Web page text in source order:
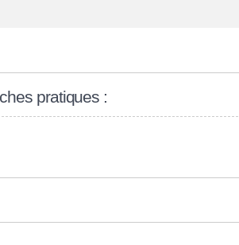
pratiques :